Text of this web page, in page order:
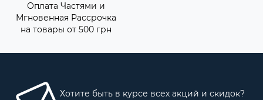
Оплата Частями и
Мгновенная Рассрочка
на товары от 500 грн
Хотите быть в курсе всех акций и скидок?